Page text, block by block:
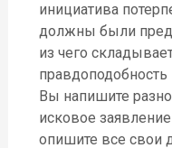
инициатива
должны были
из чего
Вы напишите
исковое
опишите все свои